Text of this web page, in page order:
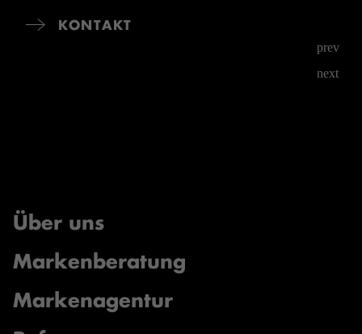
KONTAKT
prev
next
Über uns
Markenberatung
Markenagentur